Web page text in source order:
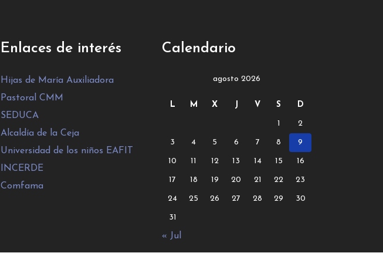
Enlaces de interés
Hijas de María Auxiliadora
Pastoral CMM
SEDUCA
Alcaldía de la Ceja
Universidad de los niños EAFIT
INCERDE
Comfama
Calendario
agosto 2026
L M X J V S D
1 2
3 4 5 6 7 8 9
10 11 12 13 14 15 16
17 18 19 20 21 22 23
24 25 26 27 28 29 30
31
« Jul